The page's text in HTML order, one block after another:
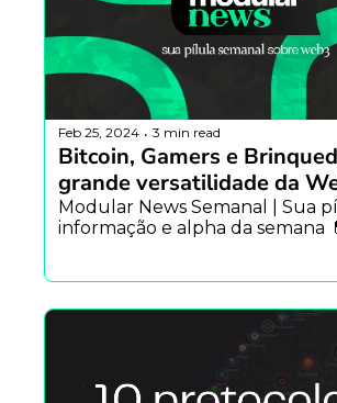
Feb 25, 2024 • 3 min read
Bitcoin, Gamers e
Modular News Semanal | Sua
informação e alpha da semana